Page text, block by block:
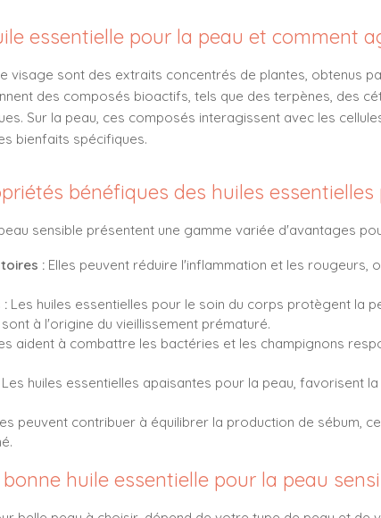
essentielle pour la peau et comment
visage sont des extraits concentrés de plantes, obtenus
des composés bioactifs, tels que des terpènes, des
Sur la peau, ces composés interagissent avec les
bienfaits spécifiques.
bénéfiques des huiles
sensible présentent une gamme variée d'avantages
: Elles peuvent réduire l'inflammation et les rougeurs,
: Les huiles essentielles pour le soin du corps protègent la
à l'origine du vieillissement prématuré.
aident à combattre les bactéries et les champignons
Les huiles essentielles apaisantes pour la peau, favorisent
peuvent contribuer à équilibrer la production de sébum,
huile essentielle pour la peau